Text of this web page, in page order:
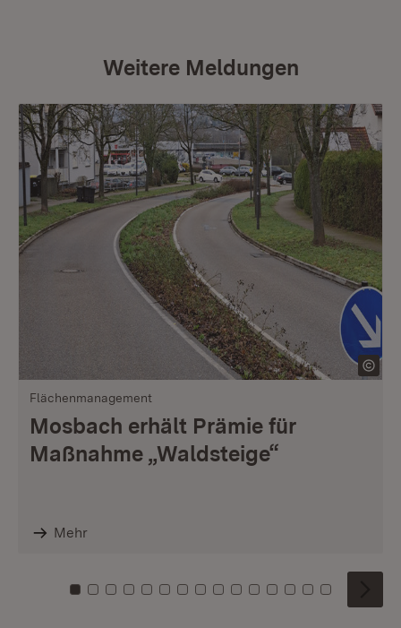
Weitere Meldungen
Flächenmanagement
Mosbach erhält Prämie für
Maßnahme „Waldsteige“
Mehr
Zu Kachel: 0
Zu Kachel: 1
Zu Kachel: 2
Zu Kachel: 3
Zu Kachel: 4
Zu Kachel: 5
Zu Kachel: 6
Zu Kachel: 7
Zu Kachel: 8
Zu Kachel: 9
Zu Kachel: 10
Zu Kachel: 11
Zu Kachel: 12
Zu Kachel:
Zu